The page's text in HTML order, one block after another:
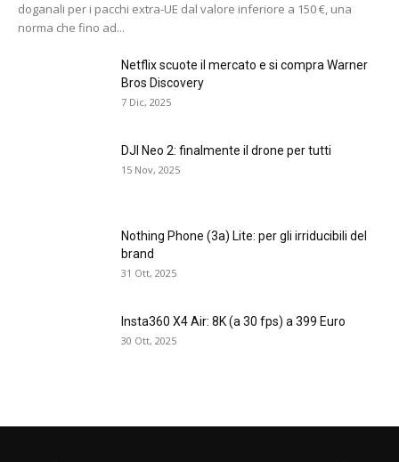
doganali per i pacchi extra-UE dal valore inferiore a 150 €, una
norma che fino ad...
Netflix scuote il mercato e si compra Warner
Bros Discovery
7 Dic, 2025
DJI Neo 2: finalmente il drone per tutti
15 Nov, 2025
Nothing Phone (3a) Lite: per gli irriducibili del
brand
31 Ott, 2025
Insta360 X4 Air: 8K (a 30 fps) a 399 Euro
30 Ott, 2025